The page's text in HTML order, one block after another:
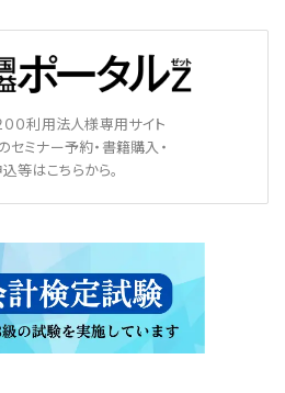
００利用法人様専用サイト
セミナー予約・書籍購入・
等はこちらから。